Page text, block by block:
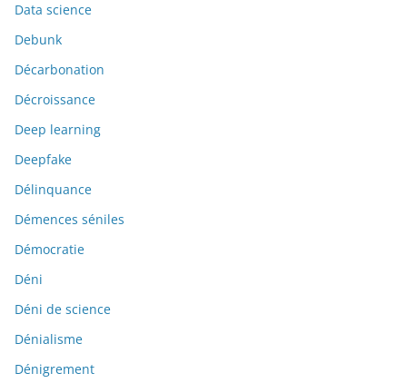
Data science
Debunk
Décarbonation
Décroissance
Deep learning
Deepfake
Délinquance
Démences séniles
Démocratie
Déni
Déni de science
Dénialisme
Dénigrement